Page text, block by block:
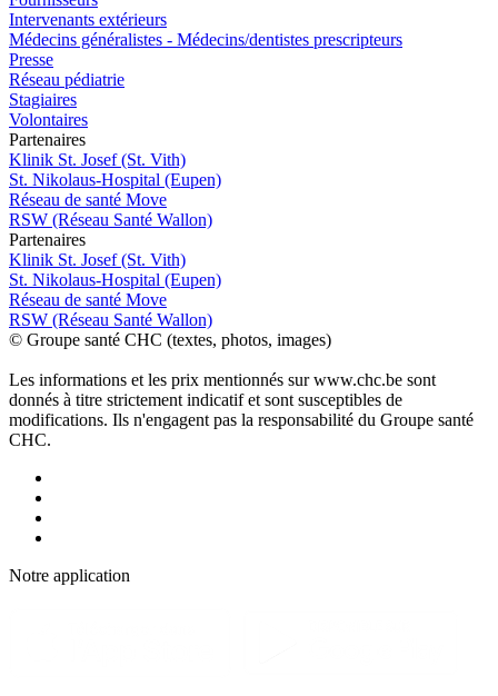
Intervenants extérieurs
Médecins généralistes - Médecins/dentistes prescripteurs
Presse
Réseau pédiatrie
Stagiaires
Volontaires
Partenaires
Klinik St. Josef (St. Vith)
St. Nikolaus-Hospital (Eupen)
Réseau de santé Move
RSW (Réseau Santé Wallon)
Partenaires
Klinik St. Josef (St. Vith)
St. Nikolaus-Hospital (Eupen)
Réseau de santé Move
RSW (Réseau Santé Wallon)
© Groupe santé CHC (textes, photos, images)
Les informations et les prix mentionnés sur www.chc.be sont
donnés à titre strictement indicatif et sont susceptibles de
modifications. Ils n'engagent pas la responsabilité du Groupe santé
CHC.
Notre application